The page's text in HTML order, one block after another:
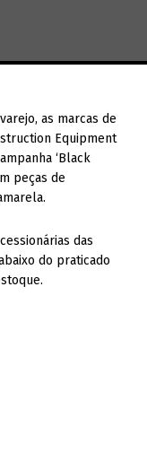
as marcas de
Equipment
‘Black
peças de
das
do praticado